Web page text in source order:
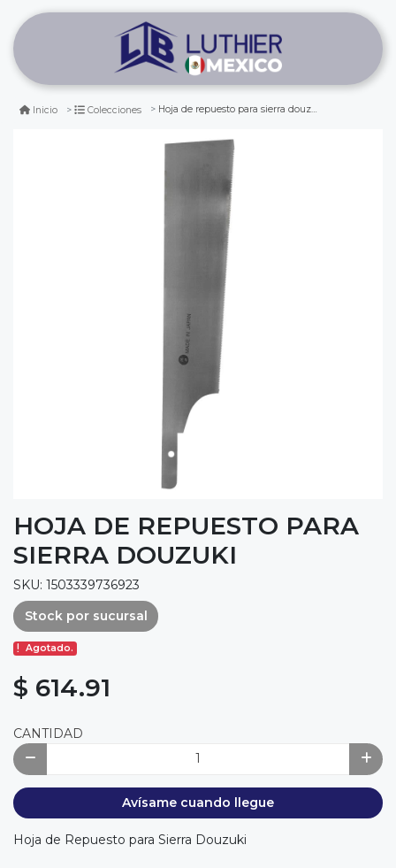
Inicio Colecciones Hoja de repuesto para sierra douzuki
HOJA DE REPUESTO PARA
SIERRA DOUZUKI
SKU: 1503339736923
Stock por sucursal
Agotado.
$ 614.91
CANTIDAD
Avísame cuando llegue
Hoja de Repuesto para Sierra Douzuki